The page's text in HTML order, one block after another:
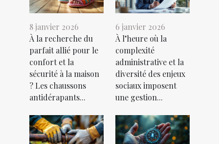
8 janvier 2026
À la recherche du
parfait allié pour le
confort et la
sécurité à la maison
? Les chaussons
antidérapants...
6 janvier 2026
À l’heure où la
complexité
administrative et la
diversité des enjeux
sociaux imposent
une gestion...